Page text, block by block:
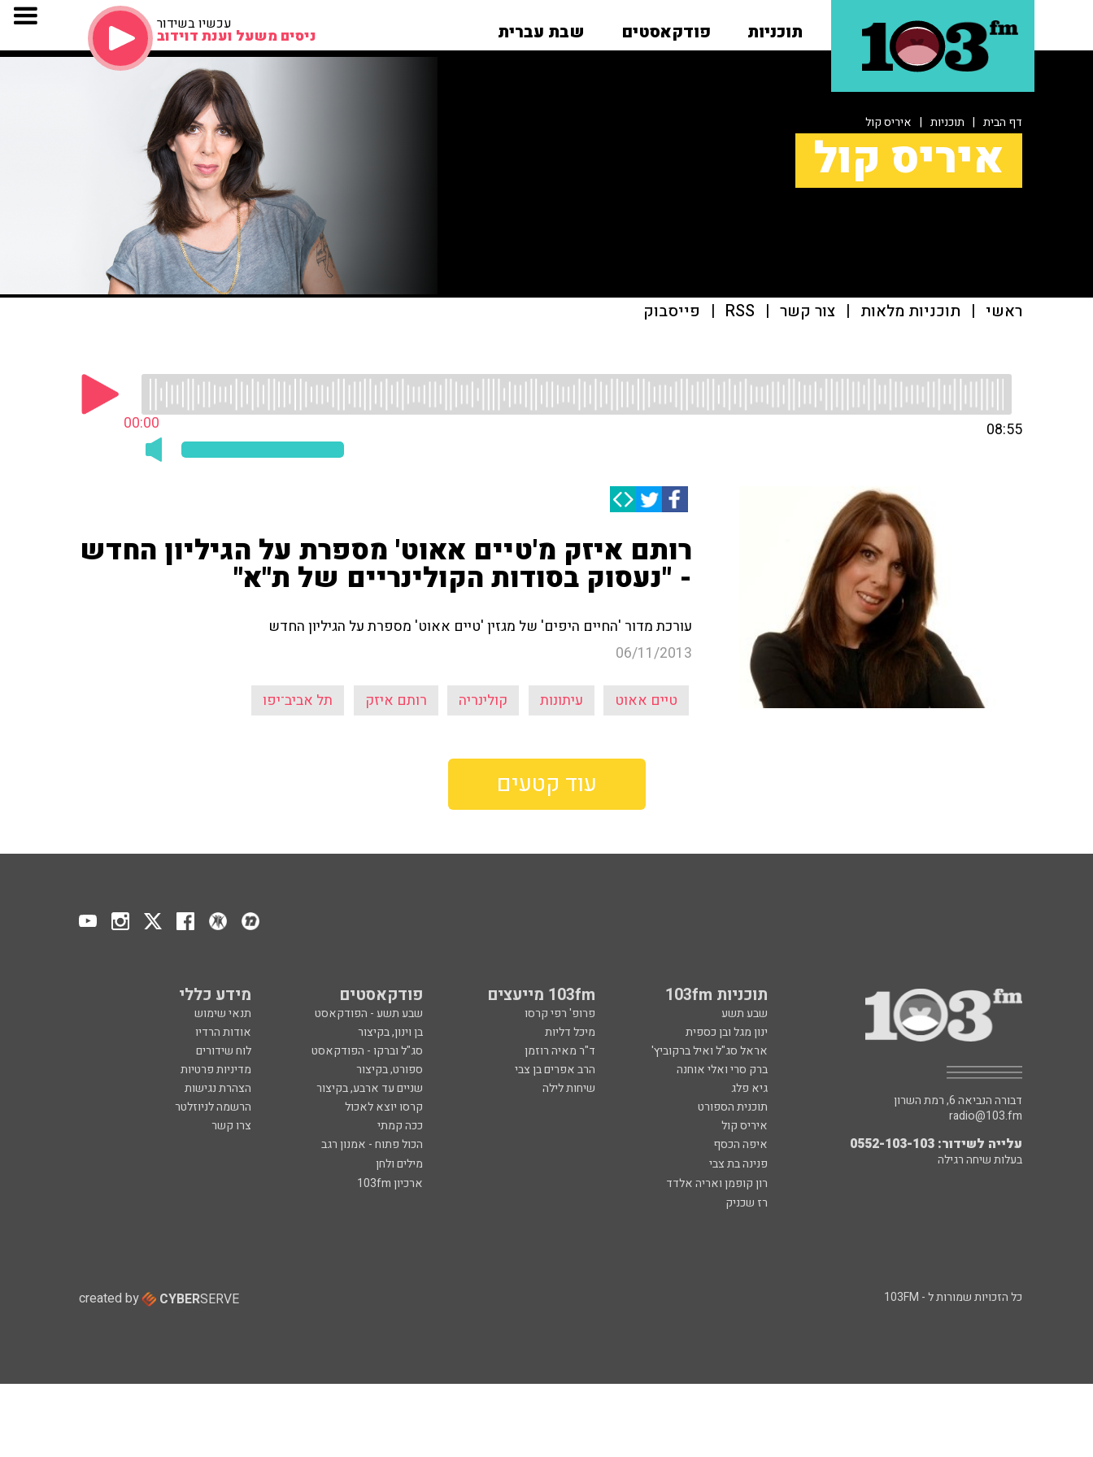
תוכניות פודקאסטים שבת עברית עכשיו בשידור
ניסים משעל וענת דוידוב
דף הבית | תוכניות | איריס קול
איריס קול
ראשי | תוכניות מלאות | צור קשר |
RSS
| פייסבוק
00:00 08:55
רותם איזק מ'טיים אאוט' מספרת על הגיליון החדש
- "נעסוק בסודות הקולינריים של ת"א"
עורכת מדור 'החיים היפים' של מגזין 'טיים אאוט' מספרת על הגיליון החדש
06/11/2013
טיים אאוט עיתונות קולינריה רותם איזק תל אביב־יפו
עוד קטעים
תוכניות 103fm 103fm מייעצים פודקאסטים מידע כללי
שבע תשע פרופ' רפי קרסו שבע תשע - הפודקאסט
תנאי שימוש
ינון מגל ובן כספית
מיכל דליות בן וינון, בקיצור
אודות הרדיו
אראל סג"ל ואיל ברקוביץ'
ד"ר מאיה רוזמן סג"ל וברקו - הפודקאסט
לוח שידורים
ברק סרי ואלי אוחנה
הרב אפרים בן צבי ספורט, בקיצור
מדיניות פרטיות
גיא פלג
שיחות לילה שניים עד ארבע, בקיצור
הצהרת נגישות
תוכנית הספורט
קרסו יוצא לאכול
הרשמה לניוזלטר
איריס קול
ככה קמתי
צרו קשר
איפה הכסף
הכול פתוח - אמנון רגב
פנינה בת צבי
מילים ולחן
רון קופמן ואריה אלדד
ארכיון 103fm
רז שכניק
דבורה הנביאה 6, רמת השרון
radio@103.fm
עלייה לשידור: 0552-103-103
בעלות שיחה רגילה
כל הזכויות שמורות ל - 103FM created by CYBERSERVE